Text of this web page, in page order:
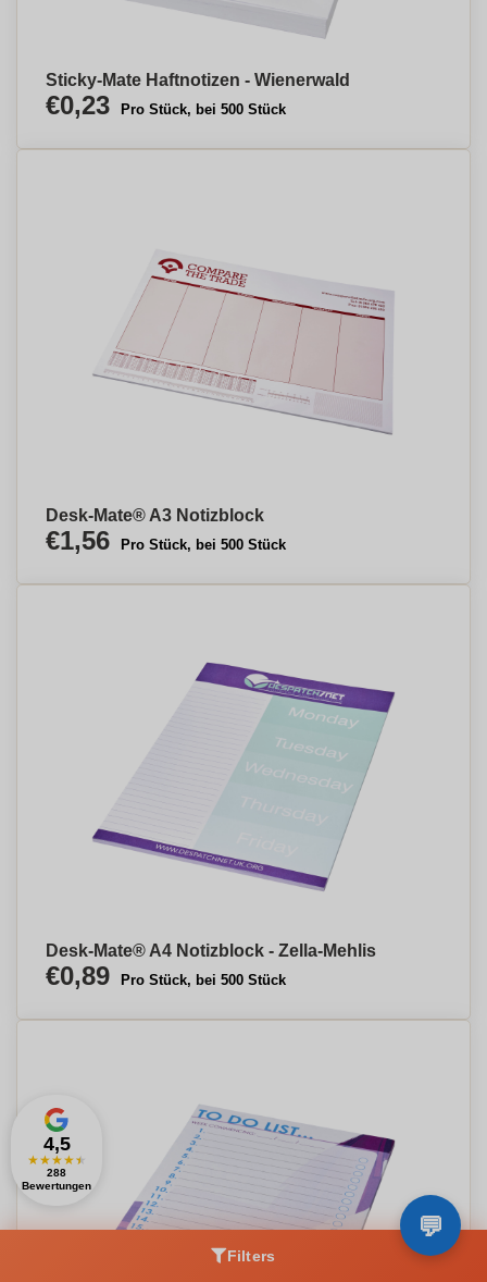
Sticky-Mate Haftnotizen - Wienerwald
€0,23 Pro Stück, bei 500 Stück
Desk-Mate® A3 Notizblock
€1,56 Pro Stück, bei 500 Stück
Desk-Mate® A4 Notizblock - Zella-Mehlis
€0,89 Pro Stück, bei 500 Stück
Filters
4,5
★★★★★
288
Bewertungen